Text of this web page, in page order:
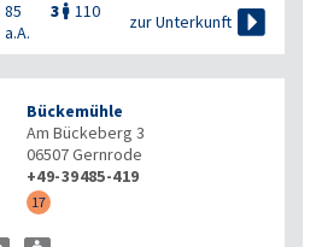
85 3  110
a.A.
zur Unterkunft 
Bückemühle
Am Bückeberg 3
06507Gernrode
+49-39485-419
17